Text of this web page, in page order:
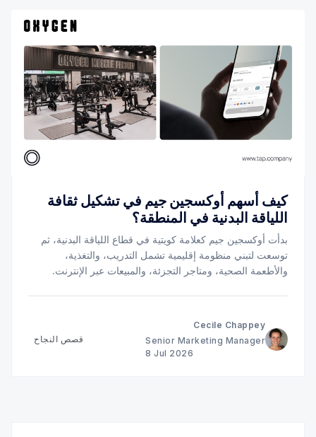
كيف أسهم أوكسجين جيم في تشكيل ثقافة
اللياقة البدنية في المنطقة؟
بدأت أوكسجين جيم كعلامة كويتية في قطاع اللياقة البدنية، ثم
توسعت لتبني منظومة إقليمية تشمل التدريب، والتغذية،
والأطعمة الصحية، ومتاجر التجزئة، والمبيعات عبر الإنترنت.
Cecile Chappey
Senior Marketing Manager
8 Jul 2026
قصص النجاح